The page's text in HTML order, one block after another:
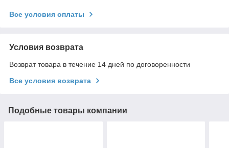
Все условия оплаты
Условия возврата
Возврат товара в течение 14 дней по договоренности
Все условия возврата
Подобные товары компании